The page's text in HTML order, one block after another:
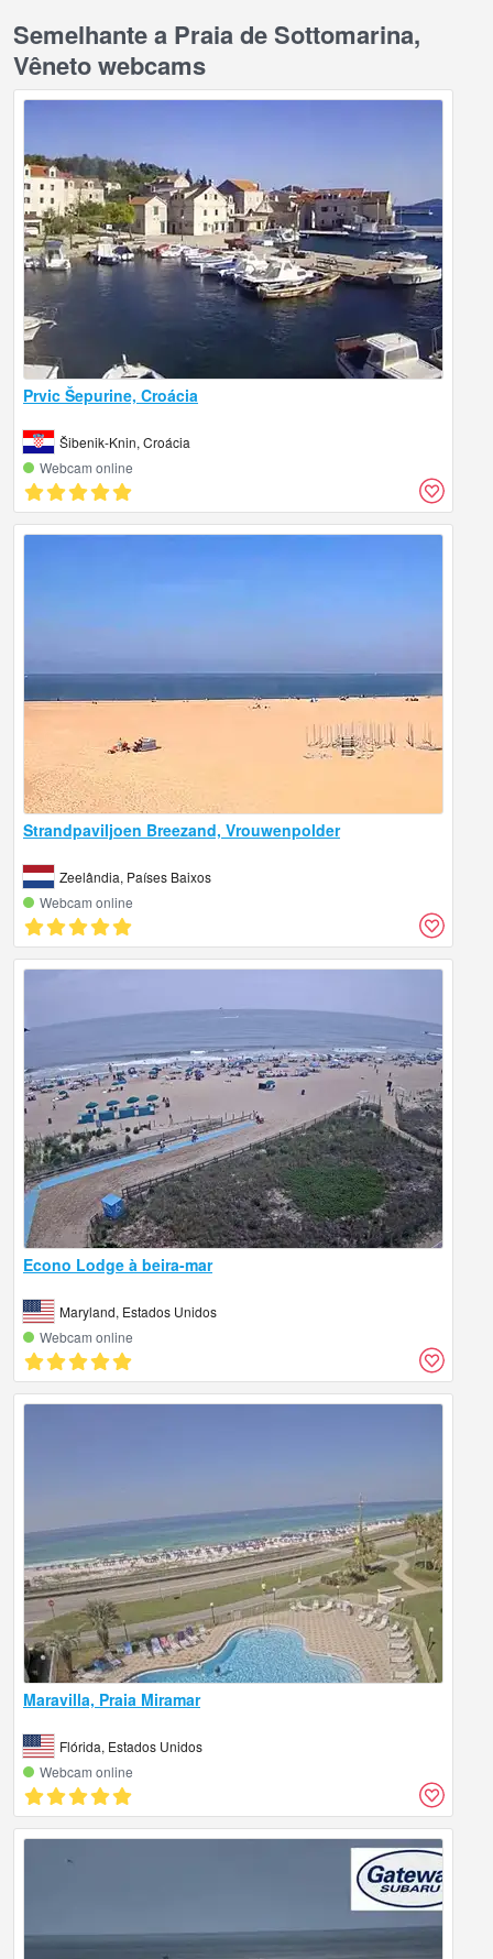
Semelhante a Praia de Sottomarina,
Vêneto webcams
Prvic Šepurine, Croácia
Šibenik-Knin, Croácia
Webcam online
Strandpaviljoen Breezand, Vrouwenpolder
Zeelândia, Países Baixos
Webcam online
Econo Lodge à beira-mar
Maryland, Estados Unidos
Webcam online
Maravilla, Praia Miramar
Flórida, Estados Unidos
Webcam online